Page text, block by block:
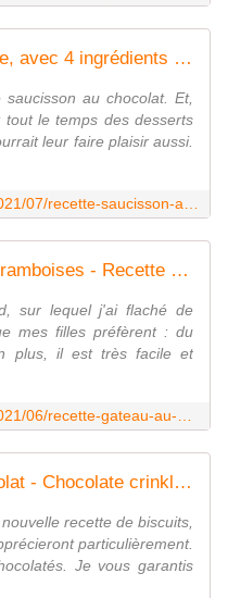
Saucisson au chocolat facile, avec 4 ingrédients seulement - Recette en vidéo - www.sucreetepices.com
au chocolat. Et,
le temps des desserts
leur faire plaisir aussi.
Gâteau au chocolat et aux framboises - Recette en video - www.sucreetepices.com
sur lequel j'ai flaché de
mes filles préfèrent : du
plus, il est très facile et
Biscuits craquelés au chocolat - Chocolate crinkle cookies - Recette en vidéo - www.sucreetepices.com
recette de biscuits,
particulièrement.
Je vous garantis